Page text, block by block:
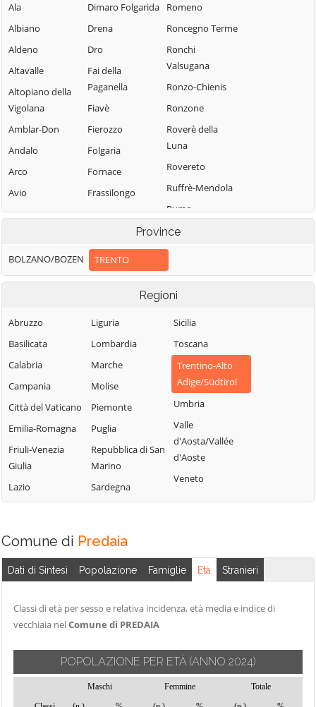
Ala
Albiano
Aldeno
Altavalle
Altopiano della
Vigolana
Amblar-Don
Andalo
Arco
Avio
Baselga di Pinè
Besenello
Bieno
Bocenago
Bondone
Borgo Chiese
Borgo d'Anaunia
Borgo Lares
Borgo Valsugana
Brentonico
Bresimo
Caderzone
Terme
Lago
Caldes
Caldonazzo
Calliano
Campitello di
Campodenno
Dimaro Folgarida
Drena
Dro
Fai della
Paganella
Fiavè
Fierozzo
Folgaria
Fornace
Frassilongo
Garniga Terme
Giustino
Grigno
Isera
Lavarone
Lavis
Ledro
Levico Terme
Livo
Lona-Lases
Luserna
Madruzzo
Mezzana
Mezzocorona
Moena
Molveno
Romeno
Roncegno Terme
Ronchi
Valsugana
Ronzo-Chienis
Ronzone
Roverè della
Luna
Rovereto
Ruffrè-Mendola
Rumo
Sagron Mis
Samone
San Giovanni di
Fassa-Sèn Jan
Dorsino
San Michele
all'Adige
Sant'Orsola
Terme
Sanzeno
Sarnonico
Scurelle
Segonzano
Sella Giudicarie
Sover
Spormaggiore
Stenico
Storo
Province
BOLZANO/BOZEN TRENTO
Regioni
Abruzzo
Basilicata
Calabria
Campania
Città del Vaticano
Emilia-Romagna
Friuli-Venezia
Giulia
Lazio
Liguria
Lombardia
Marche
Molise
Piemonte
Puglia
Repubblica di San
Marino
Sardegna
Sicilia
Toscana
Trentino-Alto
Adige/Südtirol
Umbria
Valle
d'Aosta/Vallée
d'Aoste
Veneto
Comune di Predaia
Dati di Sintesi Popolazione Famiglie Età Stranieri
Classi di età per sesso e relativa incidenza, età media e indice di
vecchiaia nelComune di PREDAIA
POPOLAZIONE PER ETÀ (ANNO 2024)
Maschi Femmine
Totale